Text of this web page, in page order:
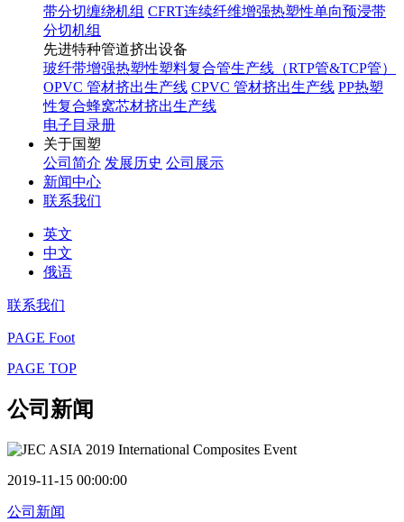
带分切缠绕机组 CFRT连续纤维增强热塑性单向预浸带
分切机组
先进特种管道挤出设备
玻纤带增强热塑性塑料复合管生产线（RTP管&TCP管）
OPVC 管材挤出生产线 CPVC 管材挤出生产线 PP热塑
性复合蜂窝芯材挤出生产线
电子目录册
关于国塑
公司简介 发展历史 公司展示
新闻中心
联系我们
英文
中文
俄语
联系我们
PAGE Foot
PAGE TOP
公司新闻
2019-11-15 00:00:00
公司新闻